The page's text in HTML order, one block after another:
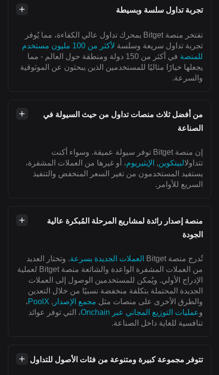
تجربة تداول سلسة وبسيطة
تفتخر منصة Bitget بمحرك تداول عالي الكفاءة، مما يُوفر
تجربة تداول سريعة وسلسة
لأكثر من 100 مليون مستخدم
للمنصة
في أكثر من 150 دولة ومنطقة حول العالم - مما
يجعلها خيارًا مثاليًا للمستخدمين الذين يبحثون عن الموثوقية
والسرعة.
من أفضل ثلاث منصات تداول من حيث السيولة في
الصناعة
إن منصة Bitget توفر سيولة عميقة. وسواء أكنت
تتداولالبيتكوين, الإيثيريوم، أو غيرها من العملات المشفرة،
يستفيد المستخدمون من تغير السعر المنخفض والتنفيذ
السريع للأوامر.
منصة إصدار رائدة لمشاريع المرحلة المُبكرة عالية
الجودة
تُدرج منصة Bitget العملات الجديدة بسرعة. وتختار العديد
من العملات المشفرة الواعدة والشائعة منصة Bitget لعملية
الإدراج الأولي. ويُمكن للمستخدمين الوصول إلى العملات
الجديدة المحتملة بتكلفة منخفضة نسبيًا من خلال التعدين
والطرق الأخرى على منصات مثل مجمع الإصدار ,
PoolX،
وعمليات التوزيع المجاني عبر Onchain
، التي توفر عوائد
تنافسية للغاية داخل الصناعة.
تتوفر مجموعة كبيرة ومتنوعة من فئات الأصول للتداول